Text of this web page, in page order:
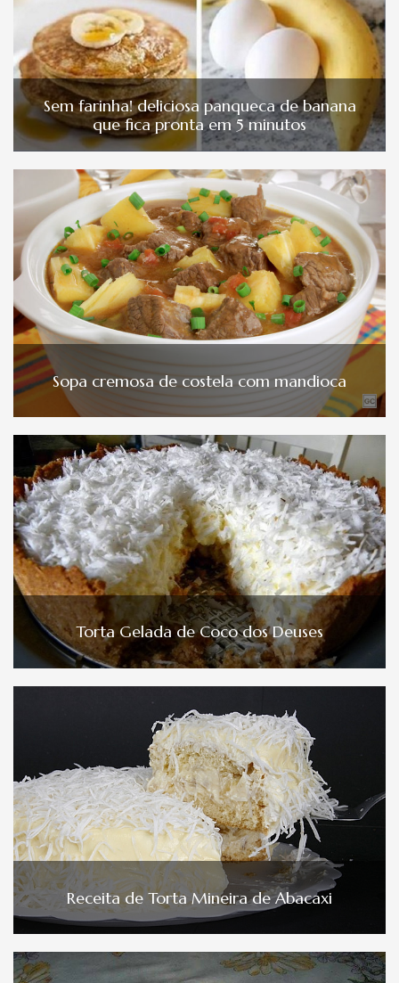
Sem farinha! deliciosa panqueca de banana
que fica pronta em 5 minutos
Sopa cremosa de costela com mandioca
Torta Gelada de Coco dos Deuses
Receita de Torta Mineira de Abacaxi